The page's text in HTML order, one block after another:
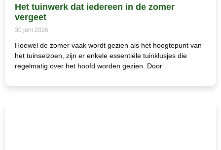
Het tuinwerk dat iedereen in de zomer
vergeet
30 juni 2026
Hoewel de zomer vaak wordt gezien als het hoogtepunt van
het tuinseizoen, zijn er enkele essentiële tuinklusjes die
regelmatig over het hoofd worden gezien. Door